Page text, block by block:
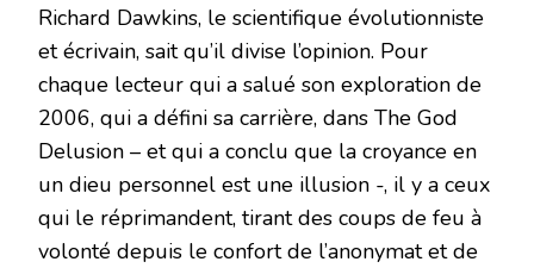
Richard Dawkins, le scientifique évolutionniste
et écrivain, sait qu’il divise l’opinion. Pour
chaque lecteur qui a salué son exploration de
2006, qui a défini sa carrière, dans The God
Delusion – et qui a conclu que la croyance en
un dieu personnel est une illusion -, il y a ceux
qui le réprimandent, tirant des coups de feu à
volonté depuis le confort de l’anonymat et de